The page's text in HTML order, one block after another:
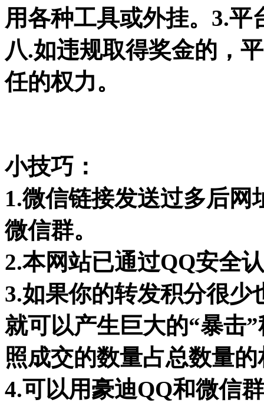
用各种工具或外挂。3.
八.如违规取得奖金的，
任的权力。
小技巧：
1.微信链接发送过多后
微信群。
2.本网站已通过QQ安全
3.如果你的转发积分很
就可以产生巨大的“暴击
照成交的数量占总数量
4.可以用豪迪QQ和微信